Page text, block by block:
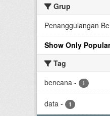
Grup
Penanggulangan
Show Only
Tag
bencana - 1
data - 1